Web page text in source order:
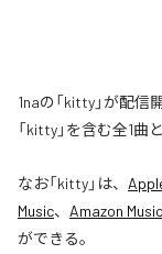
1naの「kitty」が配
「kitty」を含む全1曲
なお「kitty」は、
Music、 Amazon
ができる。